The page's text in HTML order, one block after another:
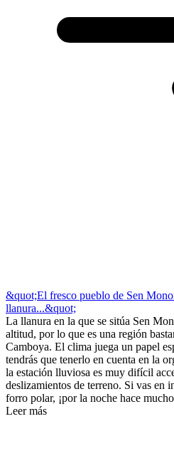
&quot;El fresco pueblo de Sen
llanura...&quot;
La llanura en la que se sitúa Sen
altitud, por lo que es una región
Camboya. El clima juega un papel
tendrás que tenerlo en cuenta en la
la estación lluviosa es muy difícil
deslizamientos de terreno. Si vas en
forro polar, ¡por la noche hace
Leer más